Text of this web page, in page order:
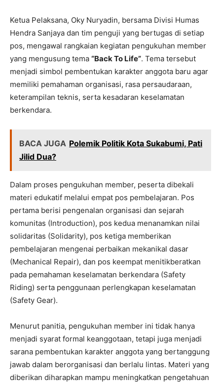
Ketua Pelaksana, Oky Nuryadin, bersama Divisi Humas
Hendra Sanjaya dan tim penguji yang bertugas di setiap
pos, mengawal rangkaian kegiatan pengukuhan member
yang mengusung tema “Back To Life”. Tema tersebut
menjadi simbol pembentukan karakter anggota baru agar
memiliki pemahaman organisasi, rasa persaudaraan,
keterampilan teknis, serta kesadaran keselamatan
berkendara.
BACA JUGA Polemik Politik Kota Sukabumi, Pati
Jilid Dua?
Dalam proses pengukuhan member, peserta dibekali
materi edukatif melalui empat pos pembelajaran. Pos
pertama berisi pengenalan organisasi dan sejarah
komunitas (Introduction), pos kedua menanamkan nilai
solidaritas (Solidarity), pos ketiga memberikan
pembelajaran mengenai perbaikan mekanikal dasar
(Mechanical Repair), dan pos keempat menitikberatkan
pada pemahaman keselamatan berkendara (Safety
Riding) serta penggunaan perlengkapan keselamatan
(Safety Gear).
Menurut panitia, pengukuhan member ini tidak hanya
menjadi syarat formal keanggotaan, tetapi juga menjadi
sarana pembentukan karakter anggota yang bertanggung
jawab dalam berorganisasi dan berlalu lintas. Materi yang
diberikan diharapkan mampu meningkatkan pengetahuan